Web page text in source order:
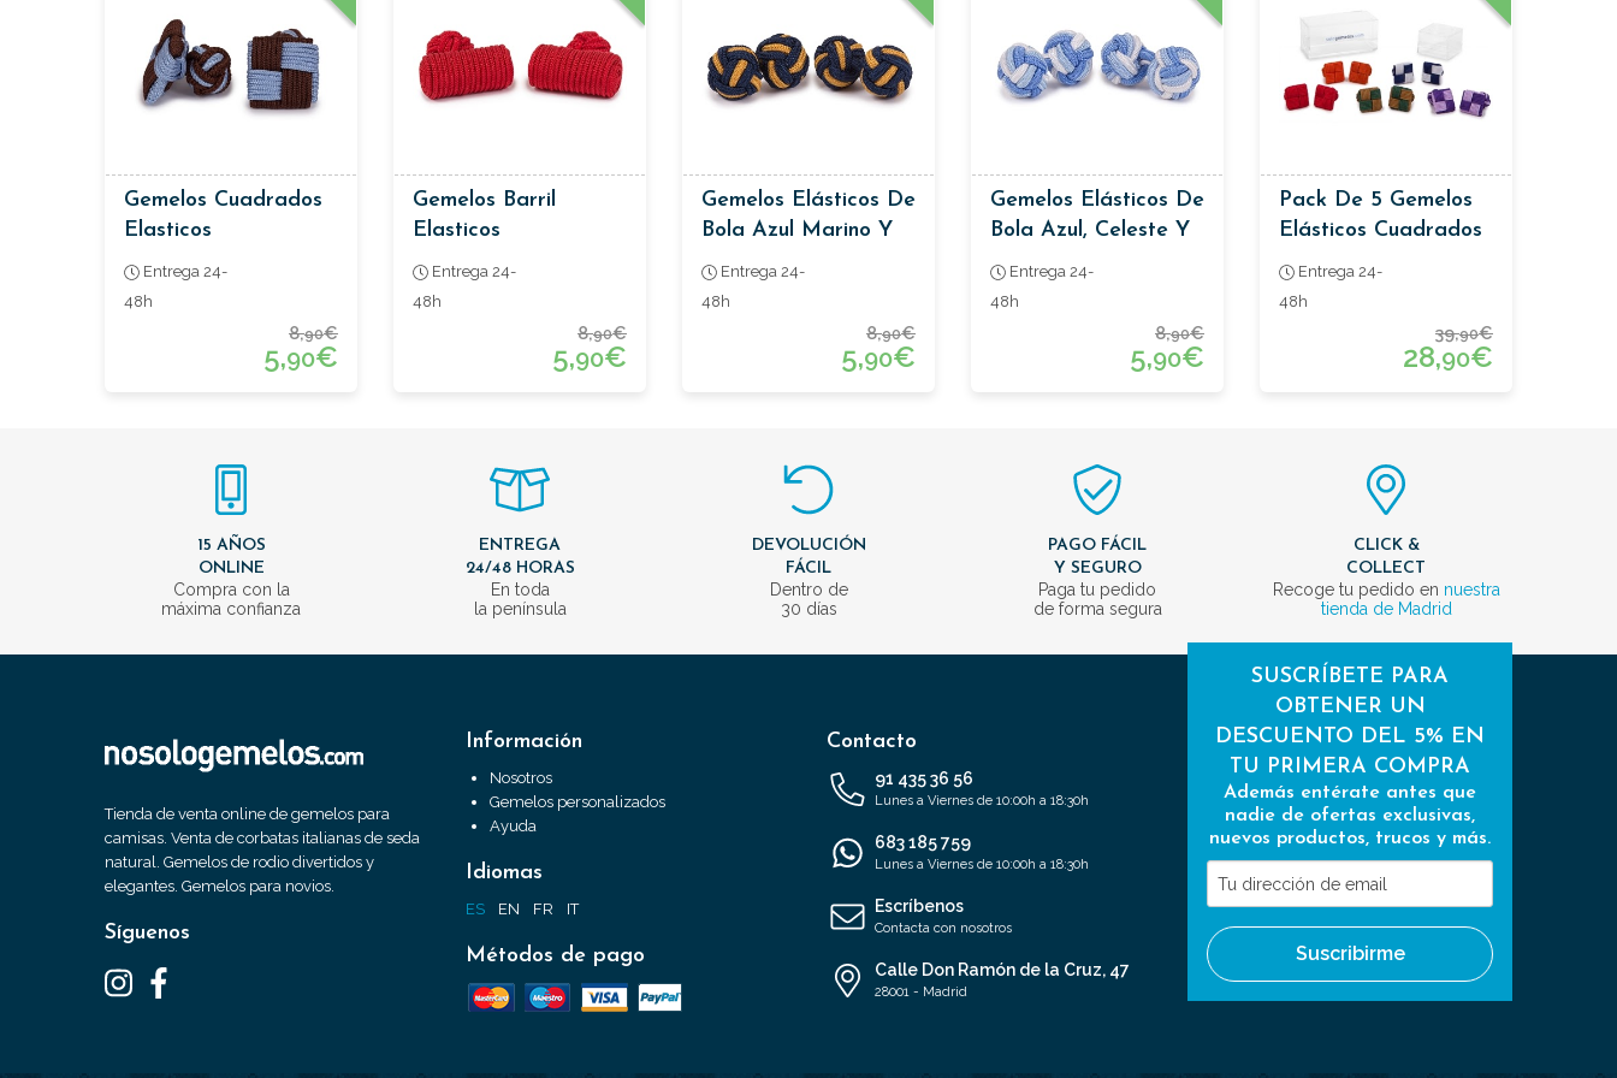
Gemelos Cuadrados
Elasticos
Entrega 24-
48h
8,90€
5,90€
Gemelos Barril
Elasticos
Entrega 24-
48h
8,90€
5,90€
Gemelos Elásticos De
Bola Azul Marino Y
Mostaza
Entrega 24-
48h
8,90€
5,90€
Gemelos Elásticos De
Bola Azul, Celeste Y
Blanco
Entrega 24-
48h
8,90€
5,90€
Pack De 5 Gemelos
Elásticos Cuadrados
Entrega 24-
48h
39,90€
28,90€
15 AÑOS
ONLINE
Compra con la
máxima confianza
ENTREGA
24/48 HORAS
En toda
la península
DEVOLUCIÓN
FÁCIL
Dentro de
30 días
PAGO FÁCIL
Y SEGURO
Paga tu pedido
de forma segura
CLICK &
COLLECT
Recoge tu pedido en nuestra
tienda de Madrid
Tienda de venta online de gemelos para
camisas. Venta de corbatas italianas de seda
natural. Gemelos de rodio divertidos y
elegantes. Gemelos para novios.
Síguenos
Información
Nosotros
Gemelos personalizados
Ayuda
Idiomas
ES EN FR IT
Métodos de pago
Contacto
91 435 36 56
Lunes a Viernes de 10:00h a 18:30h
683 185 759
Lunes a Viernes de 10:00h a 18:30h
Escríbenos
Contacta con nosotros
Calle Don Ramón de la Cruz, 47
28001 - Madrid
SUSCRÍBETE PARA
OBTENER UN
DESCUENTO DEL 5% EN
TU PRIMERA COMPRA
Además entérate antes que
nadie de ofertas exclusivas,
nuevos productos, trucos y más.
Tu
dirección
de
email
Suscribirme